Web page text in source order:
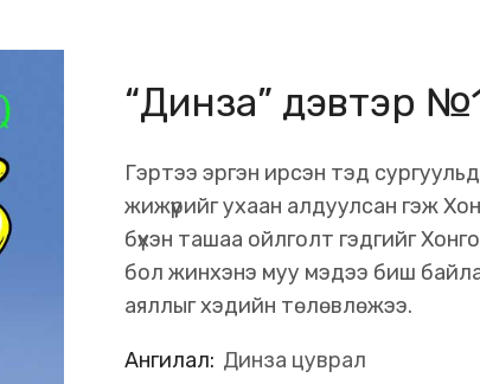
“Динза” дэвтэр
Гэртээ эргэн ирсэн тэд
жижүүрийг ухаан алдуулсан гэж
бүхэн ташаа ойлголт гэдгийг
бол жинхэнэ муу мэдээ биш
аяллыг хэдийн төлөвлөжээ.
Ангилал: Динза цуврал